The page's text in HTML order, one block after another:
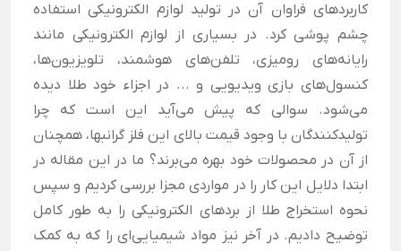
کاربردهای فراوان آن در تولید لوازم الکترونیکی استفاده
چشم پوشی کرد. در بسیاری از لوازم الکترونیکی مانند
رایانه‌های رومیزی، تلفن‌های هوشمند، تلویزیون‌ها،
کنسول‌های بازی ویدیویی و ... در اجزاء خود طلا دیده
می‌شود. سوالی که پیش می‌آید این است که چرا
تولیدکنندگان با وجود قیمت بالای این فلز گرانبها، همچنان
از آن در محصولات خود بهره می‌برند؟ ما در این مقاله در
ابتدا دلایل این کار را در مواردی مجزا بررسی کردیم و سپس
نحوه استخراج طلا از بردهای الکترونیکی را به طور کامل
توضیح دادیم. در آخر نیز مواد شیمیایی‌ای را که به کمک